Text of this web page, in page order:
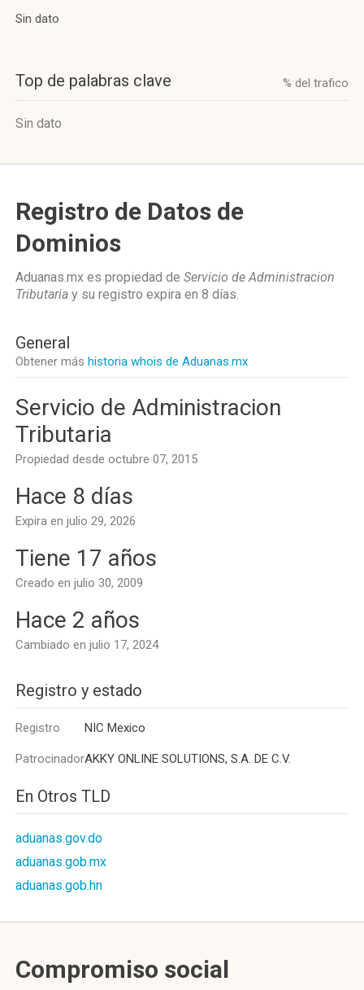
Sin dato
Top de palabras clave % del trafico
Sin dato
Registro de Datos de
Dominios
Aduanas.mx es propiedad de Servicio de Administracion
Tributaria y su registro expira en 8 días.
General
Obtener más historia whois de Aduanas.mx
Servicio de Administracion
Tributaria
Propiedad desde octubre 07, 2015
Hace 8 días
Expira en julio 29, 2026
Tiene 17 años
Creado en julio 30, 2009
Hace 2 años
Cambiado en julio 17, 2024
Registro y estado
Registro NIC Mexico
PatrocinadorAKKY ONLINE SOLUTIONS, S.A. DE C.V.
En Otros TLD
aduanas.gov.do
aduanas.gob.mx
aduanas.gob.hn
Compromiso social